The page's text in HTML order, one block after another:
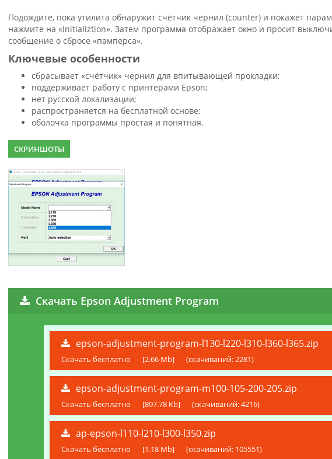
Подождите, пока утилита обнаружит счётчик чернил (counter) и покажет
нажмите на «Initializtion». Затем программа отображает окно и просит
сообщение о сбросе «памперса».
Ключевые особенности
сбрасывает «счётчик» чернил для впитывающей прокладки;
поддерживает работу с принтерами Epson;
нет русской локализации;
распространяется на бесплатной основе;
оболочка программы простая и понятная.
СКРИНШОТЫ
Скачать Epson Adjustment Program
epson-adjustment-program-l130-l220-l310-l360-l365.zip
Скачать бесплатно [2.66 Mb] (cкачиваний: 2281)
epson-adjustment-program-m100-105-200-205.zip
Скачать бесплатно [897.78 Kb] (cкачиваний: 4216)
ap-epson-l110-l210-l300-l350.zip
Скачать бесплатно [1.18 Mb] (cкачиваний: 105551)